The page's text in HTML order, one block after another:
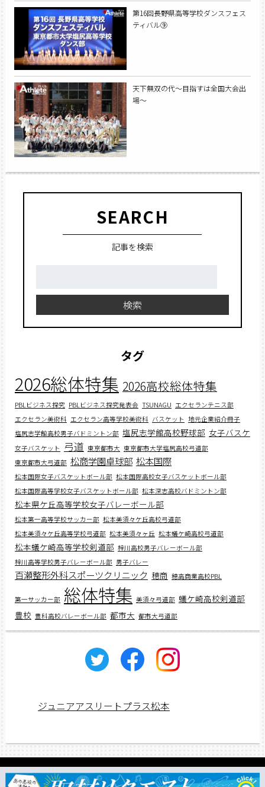
第16回長野県高等学校ダンスフェス
ティバル⑨
天下無双の代〜目指すは全国大会出
場〜
SEARCH
記事を検索
検索
タグ
2026総体特集 2026高校総体特集
PBLビジネス探究 PBLビジネス探究発表会 TSUNAGU エクセランテニス部
エクセラン美術科 エクセラン高等学校美術科 バスケット 地元企業紹介冊子
塩尻志学館高校男子バドミントン部 塩尻志学館高校野球部 女子バスケ
女子バスケット 弓道 東京都市大 東京都市大学塩尻高校弓道部
東京都市大弓道部 松商学園卓球部 松本国際
松本国際女子バスケットボール部 松本国際高校女子バスケットボール部
松本国際高等学校女子バスケットボール部 松本深志高校バドミントン部
松本県ケ丘高等学校女子バレーボール部
松本第一高等学校サッカー部 松本美須々ケ丘高校弓道部
松本美須々ケ丘高等学校弓道部 松本美須々ヶ丘 松本蟻ケ崎高校弓道部
松本蟻ケ崎高等学校剣道部 梓川高校男子バレーボール部
梓川高等学校男子バレーボール部 男子バレー
百瀬整形外科スポーツクリニック 穂商 穂高商業高校PBL
第一サッカー部 総体特集 美須々弓道部 蟻ケ崎高校剣道部
豊校 豊科高校バレーボール部 都市大 都市大弓道部
ジュニアアスリートプラス松本